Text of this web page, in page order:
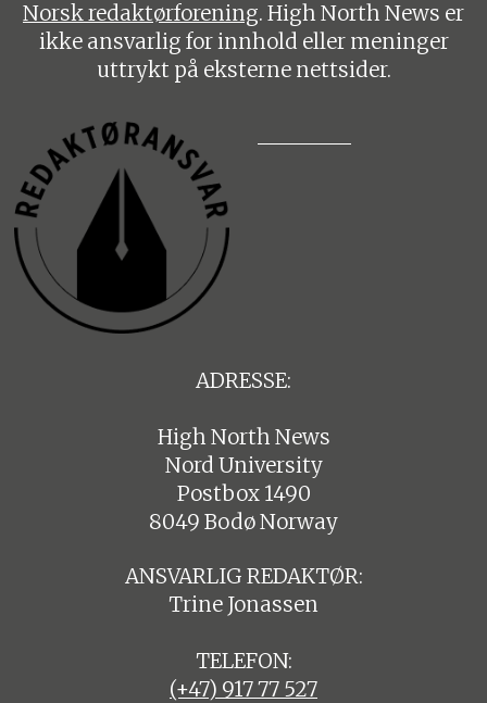
Norsk redaktørforening. High North News er
ikke ansvarlig for innhold eller meninger
uttrykt på eksterne nettsider.
ADRESSE:
High North News
Nord University
Postbox 1490
8049 Bodø Norway
ANSVARLIG REDAKTØR:
Trine Jonassen
TELEFON:
(+47) 917 77 527